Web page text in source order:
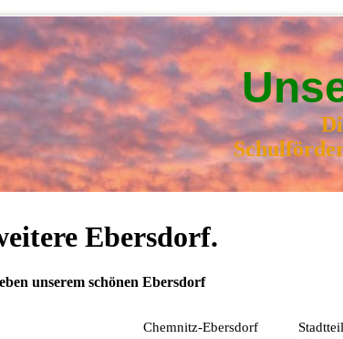
Ebersdorf.
unserem schönen Ebersdorf
Chemnitz-Ebersdorf